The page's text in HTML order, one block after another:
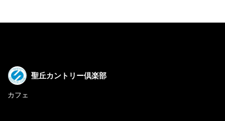
聖丘カントリー倶楽部
カフェ